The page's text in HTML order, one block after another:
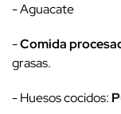
- Aguacate
-Comida
grasas.
- Huesos cocidos: